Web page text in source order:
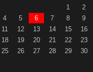
1
2
4 5 6 7 8
9
11 12 13 14 15
16
18 19 20 21 22
23
25 26 27 28 29
30